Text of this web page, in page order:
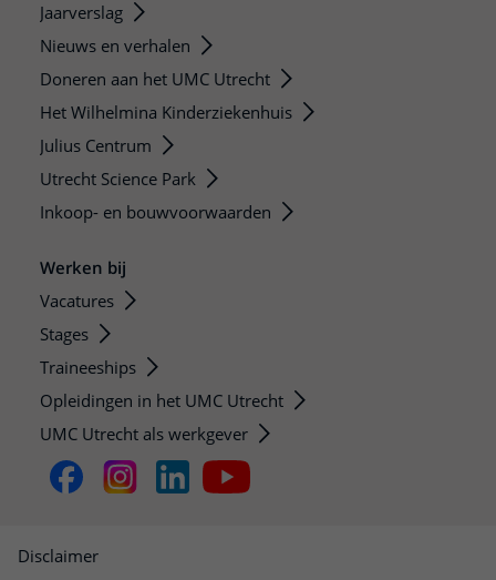
Jaarverslag
Nieuws en verhalen
Doneren aan het UMC Utrecht
Het Wilhelmina Kinderziekenhuis
Julius Centrum
Utrecht Science Park
Inkoop- en bouwvoorwaarden
Werken bij
Vacatures
Stages
Traineeships
Opleidingen in het UMC Utrecht
UMC Utrecht als werkgever
Disclaimer